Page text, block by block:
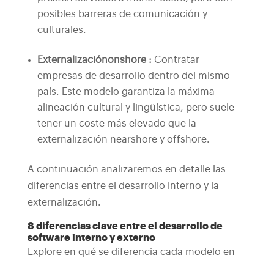
posibles barreras de comunicación y
culturales.
Externalizaciónonshore : Contratar
empresas de desarrollo dentro del mismo
país. Este modelo garantiza la máxima
alineación cultural y lingüística, pero suele
tener un coste más elevado que la
externalización nearshore y offshore.
A continuación analizaremos en detalle las
diferencias entre el desarrollo interno y la
externalización.
8 diferencias clave entre el desarrollo de
software interno y externo
Explore en qué se diferencia cada modelo en